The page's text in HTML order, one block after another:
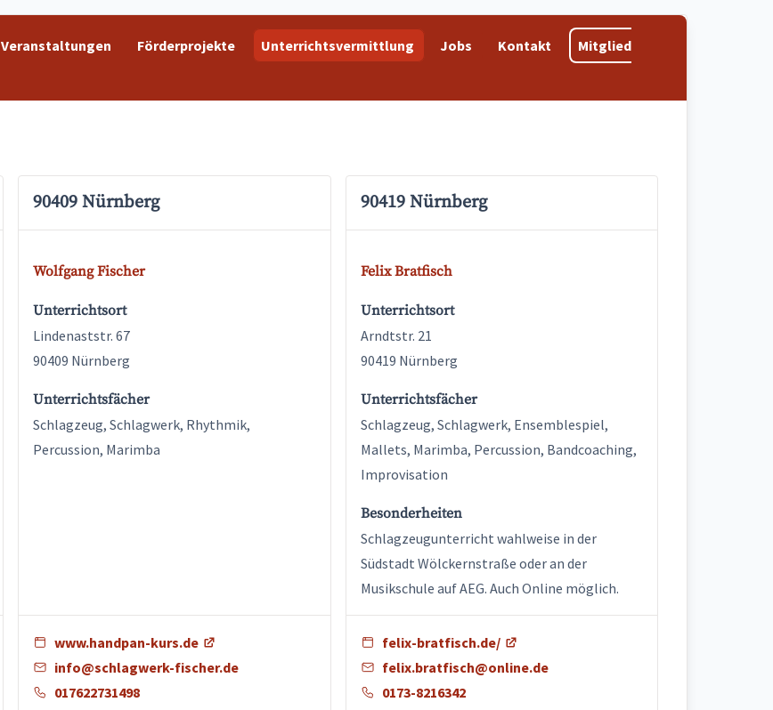
Veranstaltungen Förderprojekte Unterrichtsvermittlung Jobs Kontakt
Mitglied
90409 Nürnberg
Wolfgang Fischer
Unterrichtsort
Lindenaststr. 67
90409 Nürnberg
Unterrichtsfächer
Schlagzeug, Schlagwerk, Rhythmik,
Percussion, Marimba
www.handpan-kurs.de
info@schlagwerk-fischer.de
017622731498
90419 Nürnberg
Felix Bratfisch
Unterrichtsort
Arndtstr. 21
90419 Nürnberg
Unterrichtsfächer
Schlagzeug, Schlagwerk, Ensemblespiel,
Mallets, Marimba, Percussion, Bandcoaching,
Improvisation
Besonderheiten
Schlagzeugunterricht wahlweise in der
Südstadt Wölckernstraße oder an der
Musikschule auf AEG. Auch Online möglich.
felix-bratfisch.de/
felix.bratfisch@online.de
0173-8216342